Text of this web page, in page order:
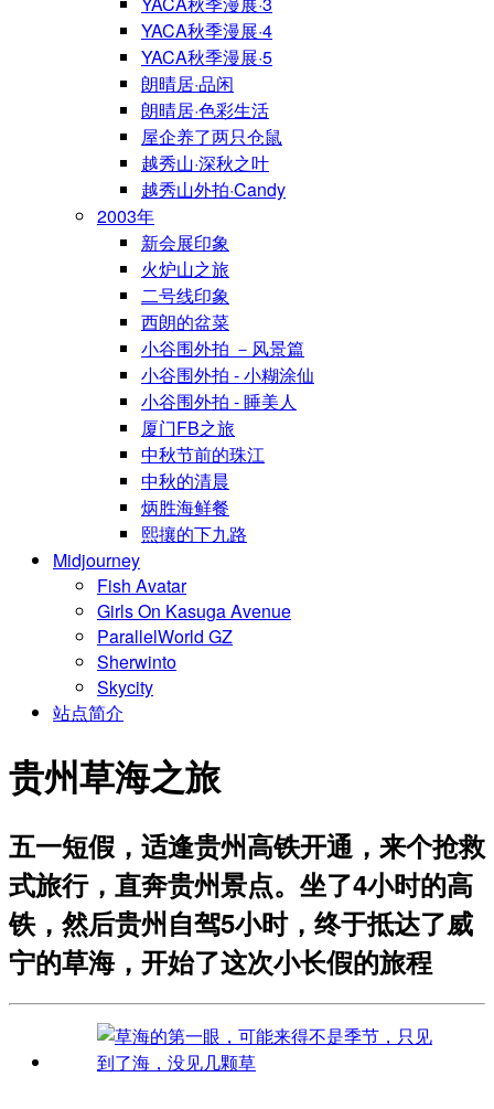
YACA秋季漫展·4
YACA秋季漫展·5
朗晴居·品闲
朗晴居·色彩生活
屋企养了两只仓鼠
越秀山·深秋之叶
越秀山外拍·Candy
2003年
新会展印象
火炉山之旅
二号线印象
西朗的盆菜
小谷围外拍 －风景篇
小谷围外拍 - 小糊涂仙
小谷围外拍 - 睡美人
厦门FB之旅
中秋节前的珠江
中秋的清晨
炳胜海鲜餐
熙攘的下九路
Midjourney
Fish Avatar
Girls On Kasuga Avenue
ParallelWorld GZ
Sherwinto
Skycity
站点简介
贵州草海之旅
五一短假，适逢贵州高铁开通，来个抢救
式旅行，直奔贵州景点。坐了4小时的高
铁，然后贵州自驾5小时，终于抵达了威
宁的草海，开始了这次小长假的旅程